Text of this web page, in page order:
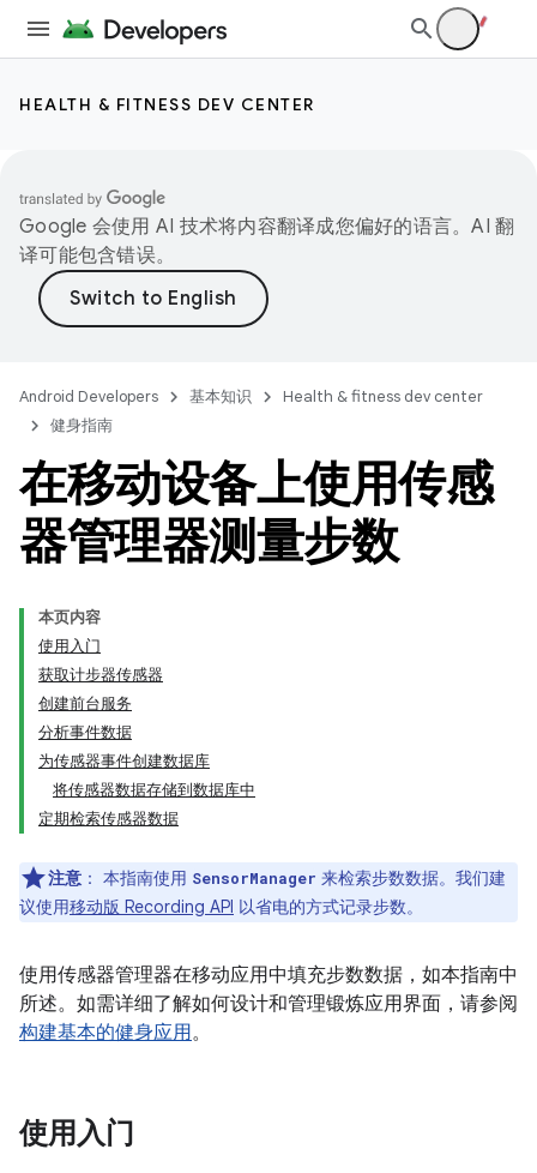
HEALTH & FITNESS DEV CENTER
Google 会使用 AI 技术将内容翻译成您偏好的语言。AI 翻
译可能包含错误。
Android Developers 基本知识
Health & fitness dev center
健身指南
在移动设备上使用传感
器管理器测量步数
本页内容
使用入门
获取计步器传感器
创建前台服务
分析事件数据
为传感器事件创建数据库
将传感器数据存储到数据库中
定期检索传感器数据
注意 ： 本指南使用 SensorManager 来检索步数数据。我们建
议使用移动版 Recording API 以省电的方式记录步数。
使用传感器管理器在移动应用中填充步数数据，如本指南中
所述。如需详细了解如何设计和管理锻炼应用界面，请参阅
构建基本的健身应用。
使用入门